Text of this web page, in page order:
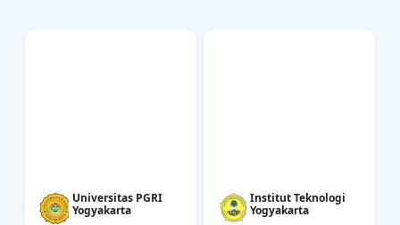
Universitas PGRI
Yogyakarta
Institut Teknologi
Yogyakarta